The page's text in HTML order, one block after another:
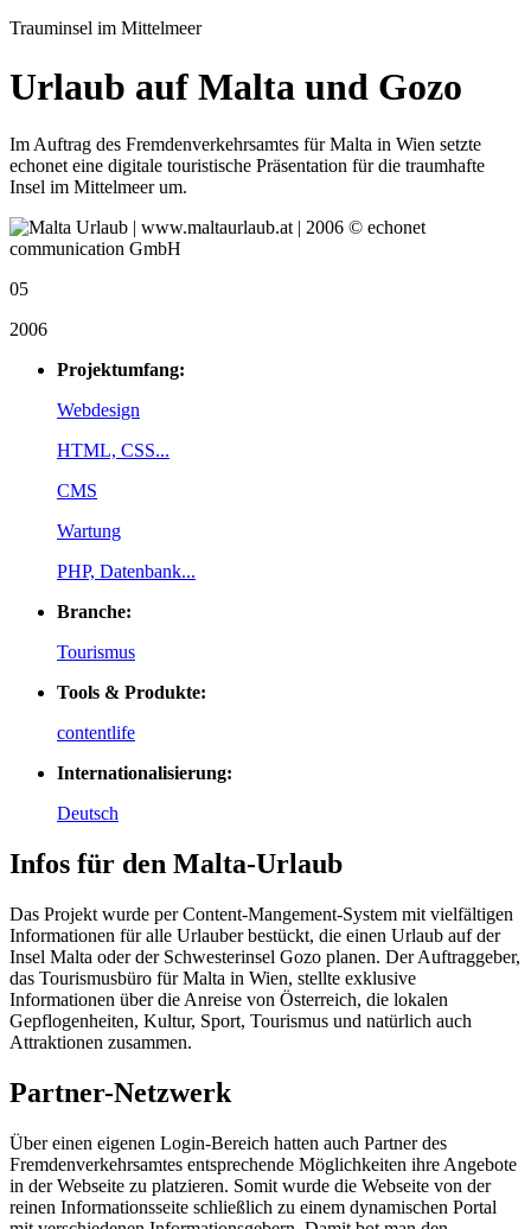
Trauminsel im Mittelmeer
Urlaub auf Malta und Gozo
Im Auftrag des Fremdenverkehrsamtes für Malta in Wien setzte
echonet eine digitale touristische Präsentation für die traumhafte
Insel im Mittelmeer um.
05
2006
Projektumfang:
Webdesign
HTML, CSS...
CMS
Wartung
PHP, Datenbank...
Branche:
Tourismus
Tools & Produkte:
contentlife
Internationalisierung:
Deutsch
Infos für den Malta-Urlaub
Das Projekt wurde per Content-Mangement-System mit vielfältigen
Informationen für alle Urlauber bestückt, die einen Urlaub auf der
Insel Malta oder der Schwesterinsel Gozo planen. Der Auftraggeber,
das Tourismusbüro für Malta in Wien, stellte exklusive
Informationen über die Anreise von Österreich, die lokalen
Gepflogenheiten, Kultur, Sport, Tourismus und natürlich auch
Attraktionen zusammen.
Partner-Netzwerk
Über einen eigenen Login-Bereich hatten auch Partner des
Fremdenverkehrsamtes entsprechende Möglichkeiten ihre Angebote
in der Webseite zu platzieren. Somit wurde die Webseite von der
reinen Informationsseite schließlich zu einem dynamischen Portal